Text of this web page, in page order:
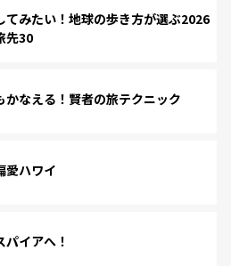
てみたい！地球の歩き方が選ぶ2026
先30
かなえる！賢者の旅テクニック
ハワイ
イアへ！